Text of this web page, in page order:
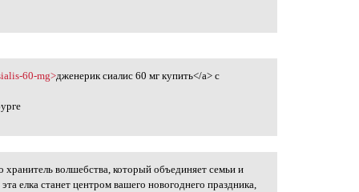
60-mg>дженерик сиалис 60 мг купить</a> с
волшебства, который объединяет семьи и
елка станет центром вашего новогоднего праздника,